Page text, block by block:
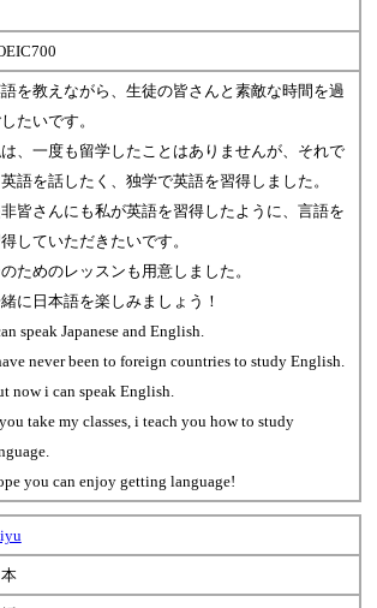
を教えながら、生徒の皆さんと素敵な時間を過
したいです。
、一度も留学したことはありませんが、それで
英語を話したく、独学で英語を習得しました。
皆さんにも私が英語を習得したように、言語を
していただきたいです。
ためのレッスンも用意しました。
に日本語を楽しみましょう！
speak Japanese and English.
never been to foreign countries to study English.
now i can speak English.
take my classes, i teach you how to study
you can enjoy getting language!